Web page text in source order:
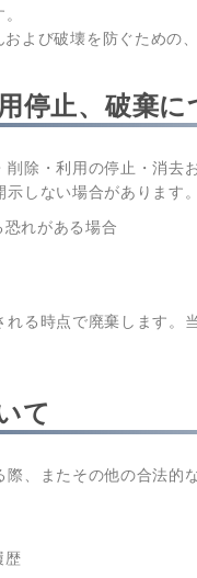
よび破壊を防ぐための
停止、破棄に
除・利用の停止・消
しない場合があります。
れがある場合
る時点で廃棄します
て
、またその他の合法
歴